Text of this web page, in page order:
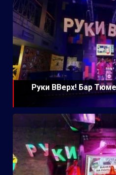
Руки ВВерх! Бар